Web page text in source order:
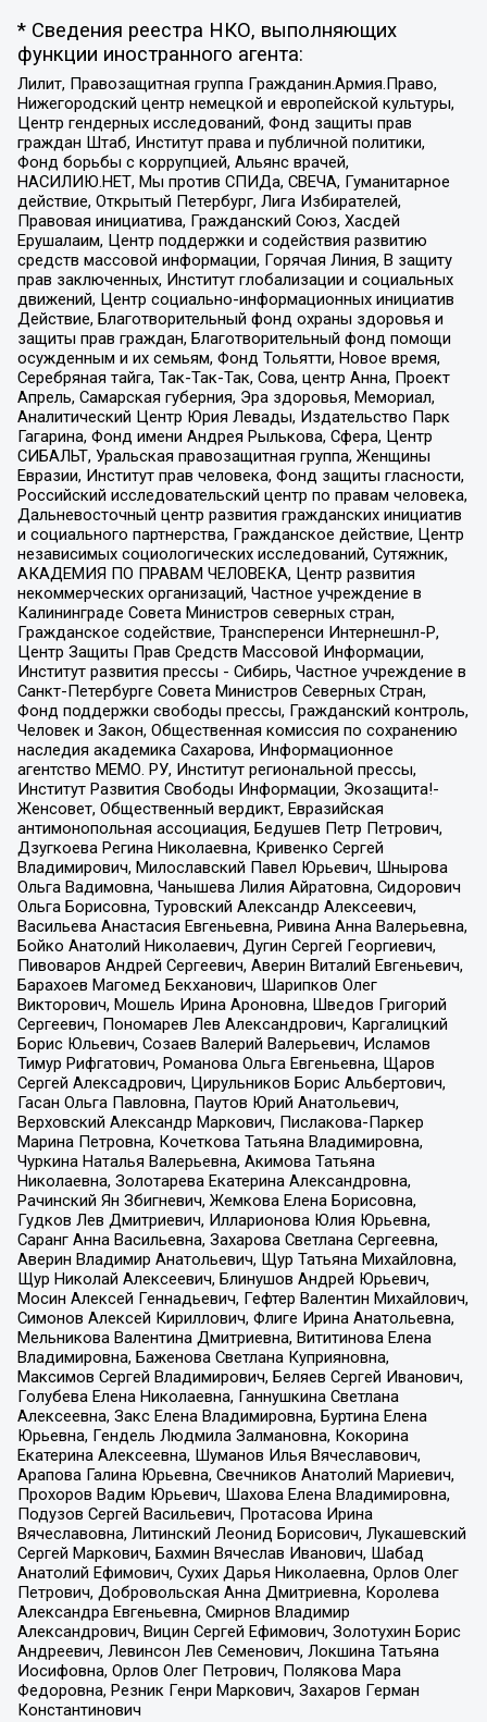
* Сведения реестра НКО, выполняющих
функции иностранного агента:
Лилит, Правозащитная группа Гражданин.Армия.Право,
Нижегородский центр немецкой и европейской культуры,
Центр гендерных исследований, Фонд защиты прав
граждан Штаб, Институт права и публичной политики,
Фонд борьбы с коррупцией, Альянс врачей,
НАСИЛИЮ.НЕТ, Мы против СПИДа, СВЕЧА, Гуманитарное
действие, Открытый Петербург, Лига Избирателей,
Правовая инициатива, Гражданский Союз, Хасдей
Ерушалаим, Центр поддержки и содействия развитию
средств массовой информации, Горячая Линия, В защиту
прав заключенных, Институт глобализации и социальных
движений, Центр социально-информационных инициатив
Действие, Благотворительный фонд охраны здоровья и
защиты прав граждан, Благотворительный фонд помощи
осужденным и их семьям, Фонд Тольятти, Новое время,
Серебряная тайга, Так-Так-Так, Сова, центр Анна, Проект
Апрель, Самарская губерния, Эра здоровья, Мемориал,
Аналитический Центр Юрия Левады, Издательство Парк
Гагарина, Фонд имени Андрея Рылькова, Сфера, Центр
СИБАЛЬТ, Уральская правозащитная группа, Женщины
Евразии, Институт прав человека, Фонд защиты гласности,
Российский исследовательский центр по правам человека,
Дальневосточный центр развития гражданских инициатив
и социального партнерства, Гражданское действие, Центр
независимых социологических исследований, Сутяжник,
АКАДЕМИЯ ПО ПРАВАМ ЧЕЛОВЕКА, Центр развития
некоммерческих организаций, Частное учреждение в
Калининграде Совета Министров северных стран,
Гражданское содействие, Трансперенси Интернешнл-Р,
Центр Защиты Прав Средств Массовой Информации,
Институт развития прессы - Сибирь, Частное учреждение в
Санкт-Петербурге Совета Министров Северных Стран,
Фонд поддержки свободы прессы, Гражданский контроль,
Человек и Закон, Общественная комиссия по сохранению
наследия академика Сахарова, Информационное
агентство МЕМО. РУ, Институт региональной прессы,
Институт Развития Свободы Информации, Экозащита!-
Женсовет, Общественный вердикт, Евразийская
антимонопольная ассоциация, Бедушев Петр Петрович,
Дзугкоева Регина Николаевна, Кривенко Сергей
Владимирович, Милославский Павел Юрьевич, Шнырова
Ольга Вадимовна, Чанышева Лилия Айратовна, Сидорович
Ольга Борисовна, Туровский Александр Алексеевич,
Васильева Анастасия Евгеньевна, Ривина Анна Валерьевна,
Бойко Анатолий Николаевич, Дугин Сергей Георгиевич,
Пивоваров Андрей Сергеевич, Аверин Виталий Евгеньевич,
Барахоев Магомед Бекханович, Шарипков Олег
Викторович, Мошель Ирина Ароновна, Шведов Григорий
Сергеевич, Пономарев Лев Александрович, Каргалицкий
Борис Юльевич, Созаев Валерий Валерьевич, Исламов
Тимур Рифгатович, Романова Ольга Евгеньевна, Щаров
Сергей Алексадрович, Цирульников Борис Альбертович,
Гасан Ольга Павловна, Паутов Юрий Анатольевич,
Верховский Александр Маркович, Пислакова-Паркер
Марина Петровна, Кочеткова Татьяна Владимировна,
Чуркина Наталья Валерьевна, Акимова Татьяна
Николаевна, Золотарева Екатерина Александровна,
Рачинский Ян Збигневич, Жемкова Елена Борисовна,
Гудков Лев Дмитриевич, Илларионова Юлия Юрьевна,
Саранг Анна Васильевна, Захарова Светлана Сергеевна,
Аверин Владимир Анатольевич, Щур Татьяна Михайловна,
Щур Николай Алексеевич, Блинушов Андрей Юрьевич,
Мосин Алексей Геннадьевич, Гефтер Валентин Михайлович,
Симонов Алексей Кириллович, Флиге Ирина Анатольевна,
Мельникова Валентина Дмитриевна, Вититинова Елена
Владимировна, Баженова Светлана Куприяновна,
Максимов Сергей Владимирович, Беляев Сергей Иванович,
Голубева Елена Николаевна, Ганнушкина Светлана
Алексеевна, Закс Елена Владимировна, Буртина Елена
Юрьевна, Гендель Людмила Залмановна, Кокорина
Екатерина Алексеевна, Шуманов Илья Вячеславович,
Арапова Галина Юрьевна, Свечников Анатолий Мариевич,
Прохоров Вадим Юрьевич, Шахова Елена Владимировна,
Подузов Сергей Васильевич, Протасова Ирина
Вячеславовна, Литинский Леонид Борисович, Лукашевский
Сергей Маркович, Бахмин Вячеслав Иванович, Шабад
Анатолий Ефимович, Сухих Дарья Николаевна, Орлов Олег
Петрович, Добровольская Анна Дмитриевна, Королева
Александра Евгеньевна, Смирнов Владимир
Александрович, Вицин Сергей Ефимович, Золотухин Борис
Андреевич, Левинсон Лев Семенович, Локшина Татьяна
Иосифовна, Орлов Олег Петрович, Полякова Мара
Федоровна, Резник Генри Маркович, Захаров Герман
Константинович